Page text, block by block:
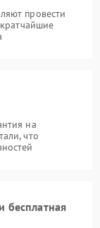
провести
на
что
бесплатная